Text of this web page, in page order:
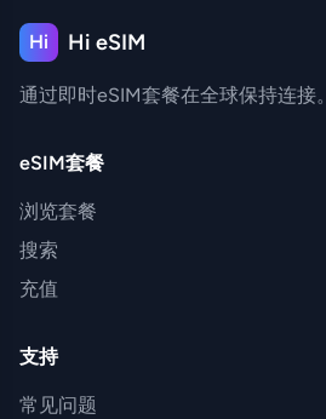
Hi Hi eSIM
通过即时eSIM套餐在全球保持连接。
eSIM套餐
浏览套餐
搜索
充值
支持
常见问题